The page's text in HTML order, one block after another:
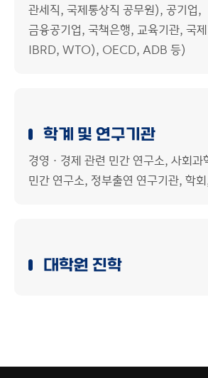
관세직, 국제통상직 공무원), 공기업,
금융공기업, 국책은행, 교육기관, 국
IBRD, WTO), OECD, ADB 등)
학계 및 연구기관
경영ㆍ경제 관련 민간 연구소, 사회과
민간 연구소, 정부출연 연구기관, 학
대학원 진학